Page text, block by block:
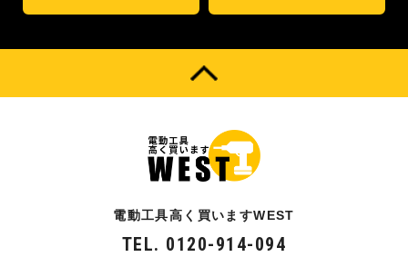
電動工具高く買いますWEST
TEL. 0120-914-094